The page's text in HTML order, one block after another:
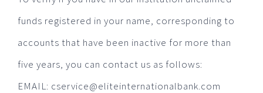
funds registered in your name, corresponding to
accounts that have been inactive for more than
five years, you can contact us as follows:
EMAIL: cservice@eliteinternationalbank.com